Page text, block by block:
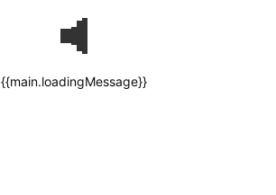
{{main.loadingMessage}}